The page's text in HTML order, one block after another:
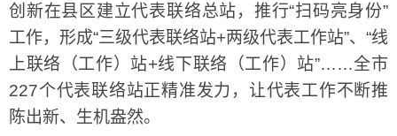
创新在县区建立代表联络总站，推行“扫码亮身份”
工作，形成“三级代表联络站+两级代表工作站”、“线
上联络（工作）站+线下联络（工作）站”……全市
227个代表联络站正精准发力，让代表工作不断推
陈出新、生机盎然。